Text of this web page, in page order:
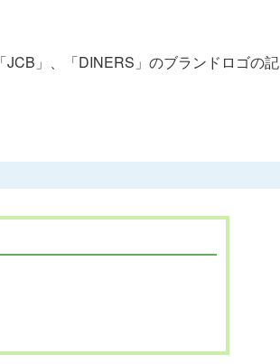
」、「DINERS」のブランドロゴの記